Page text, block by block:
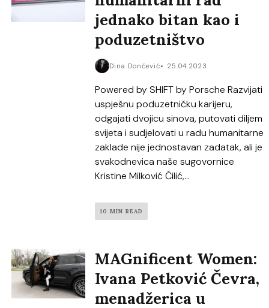
jednako bitan kao i
poduzetništvo
Dina Dončević 25.04.2023.
Powered by SHIFT by Porsche Razvijati
uspješnu poduzetničku karijeru,
odgajati dvojicu sinova, putovati diljem
svijeta i sudjelovati u radu humanitarne
zaklade nije jednostavan zadatak, ali je
svakodnevica naše sugovornice
Kristine Milković Čilić,...
10 MIN READ
MAGnificent Women:
Ivana Petković Čevra,
menadžerica u